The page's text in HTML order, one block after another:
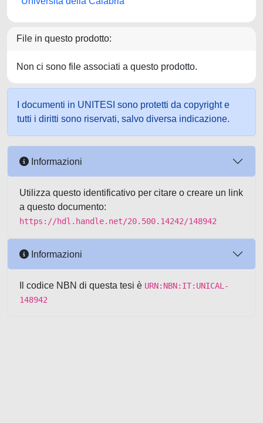
File in questo prodotto:
Non ci sono file associati a questo prodotto.
I documenti in UNITESI sono protetti da copyright e
tutti i diritti sono riservati, salvo diversa indicazione.
Informazioni
Utilizza questo identificativo per citare o creare un link
a questo documento:
https://hdl.handle.net/20.500.14242/148942
Informazioni
Il codice NBN di questa tesi è URN:NBN:IT:UNICAL-
148942